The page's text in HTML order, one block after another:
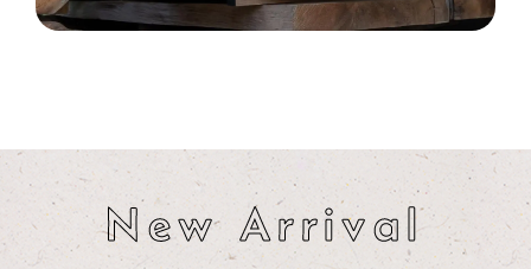
New Arrival